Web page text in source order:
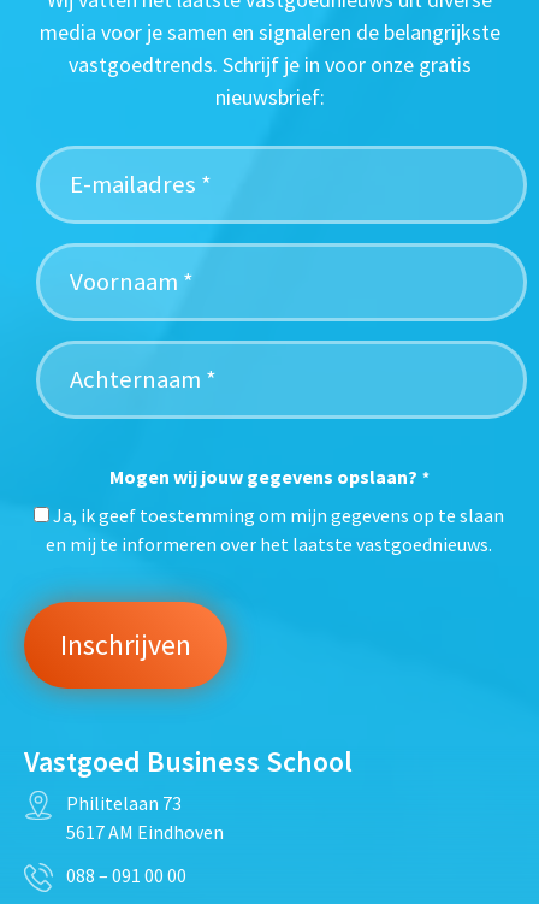
media voor je samen en signaleren de belangrijkste
vastgoedtrends. Schrijf je in voor onze gratis
nieuwsbrief:
Mogen wij jouw gegevens opslaan? *
Ja, ik geef toestemming om mijn gegevens op te slaan
en mij te informeren over het laatste vastgoednieuws.
Vastgoed Business School
Philitelaan 73
5617 AM Eindhoven
088 – 091 00 00